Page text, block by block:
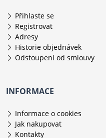
Přihlaste se
Registrovat
Adresy
Historie objednávek
Odstoupení od smlouvy
INFORMACE
Informace o cookies
Jak nakupovat
Kontakty